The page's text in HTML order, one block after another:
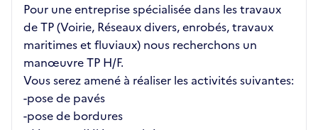
Pour une entreprise spécialisée dans les travaux
de TP (Voirie, Réseaux divers, enrobés, travaux
maritimes et fluviaux) nous recherchons un
manœuvre TP H/F.
Vous serez amené à réaliser les activités suivantes:
-pose de pavés
-pose de bordures